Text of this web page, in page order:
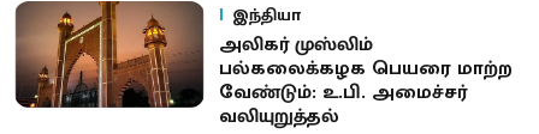
இந்தியா
அலிகர் முஸ்லிம்
பல்கலைக்கழக பெயரை மாற்ற
வேண்டும்: உ.பி. அமைச்சர்
வலியுறுத்தல்